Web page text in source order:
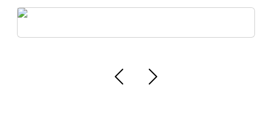
Rolamento para motor elétrico para